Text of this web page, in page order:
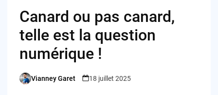
Canard ou pas canard,
telle est la question
numérique !
Posted
Vianney Garet 18 juillet 2025